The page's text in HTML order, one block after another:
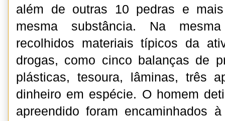
além de outras 10 pedras e
mesma substância. Na
recolhidos materiais típicos da
drogas, como cinco balanças de
plásticas, tesoura, lâminas, três
dinheiro em espécie. O homem
apreendido foram encaminhados